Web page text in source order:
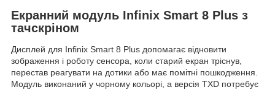
Екранний модуль Infinix Smart 8 Plus з
тачскріном
Дисплей для Infinix Smart 8 Plus допомагає відновити
зображення і роботу сенсора, коли старий екран тріснув,
перестав реагувати на дотики або має помітні пошкодження.
Модуль виконаний у чорному кольорі, а версія TXD потребує